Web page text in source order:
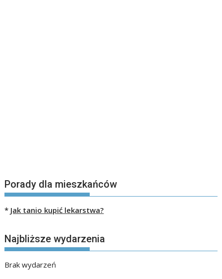
Porady dla mieszkańców
* Jak tanio kupić lekarstwa?
Najbliższe wydarzenia
Brak wydarzeń